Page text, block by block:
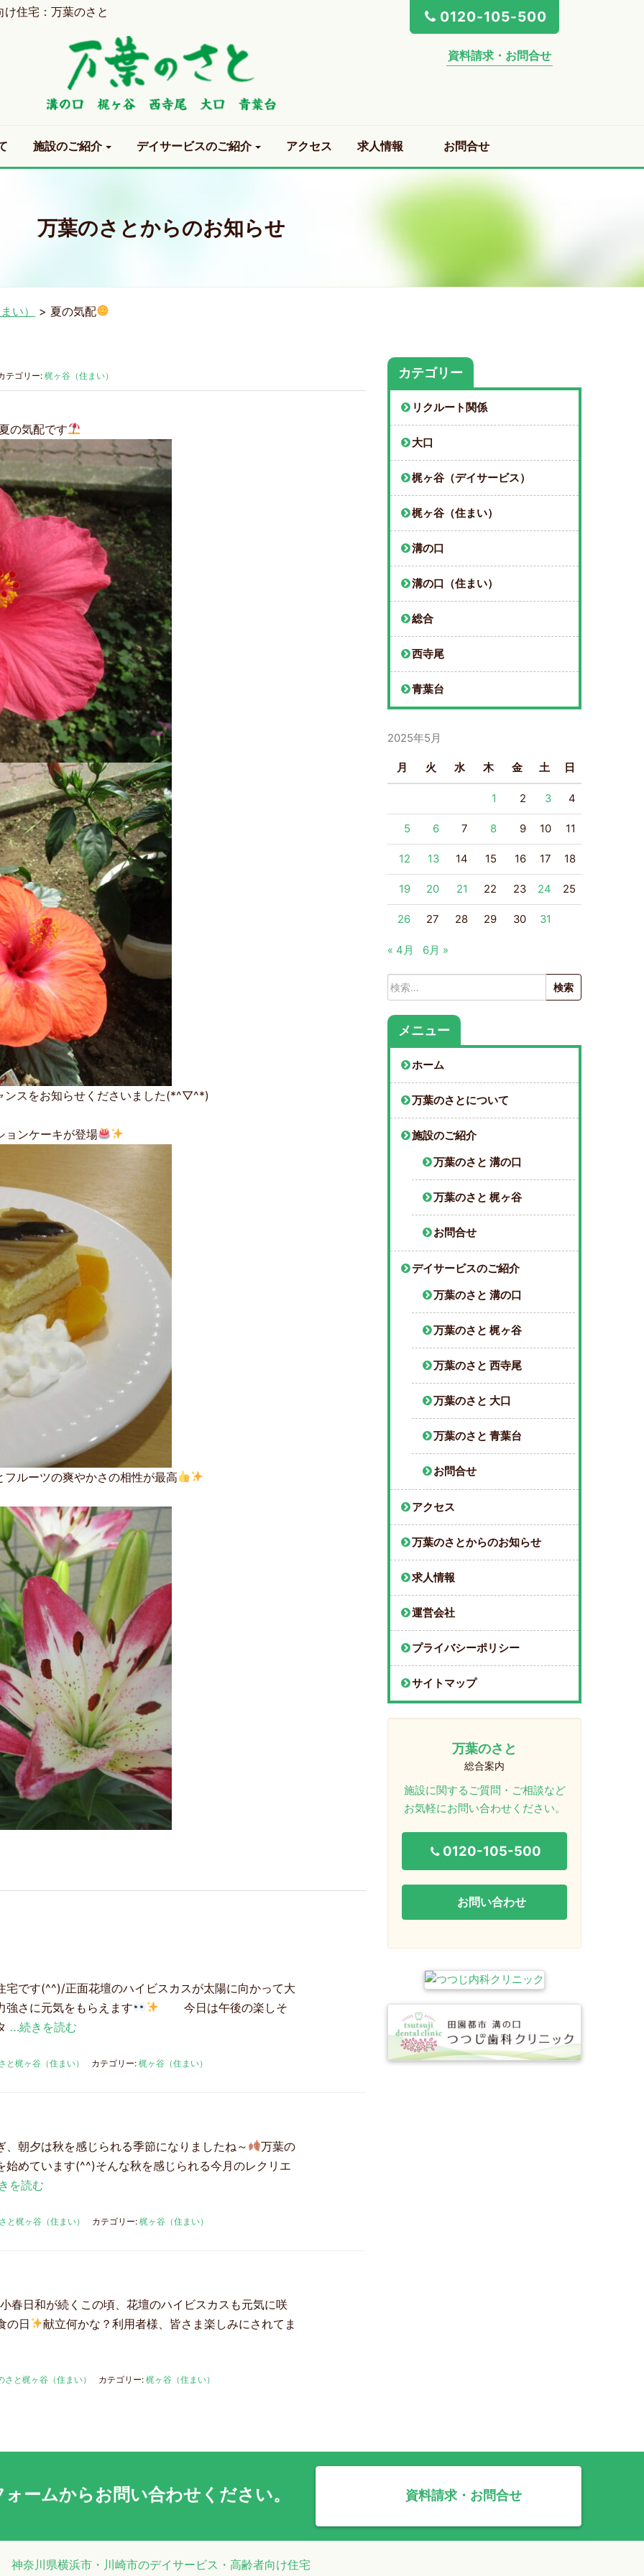
住宅：万葉のさと 0120-105-500
資料請求・お問合せ
施設のご紹介 デイサービスのご紹介 アクセス 求人情報 お問合せ
万葉のさとからのお知らせ
い） > 夏の気配
テゴリー: 梶ヶ谷（住まい）
の気配です
ンスをお知らせくださいました(*^▽^*)
ョンケーキが登場
ルーツの爽やかさの相性が最高
宅です(^^)/正面花壇のハイビスカスが太陽に向かって大
強さに元気をもらえます
今日は午後の楽しそ
…続きを読む
と梶ヶ谷（住まい） カテゴリー: 梶ヶ谷（住まい）
朝夕は秋を感じられる季節になりましたね～
万葉の
始めています(^^)そんな秋を感じられる今月のレクリエ
を読む
と梶ヶ谷（住まい） カテゴリー: 梶ヶ谷（住まい）
小春日和が続くこの頃、花壇のハイビスカスも元気に咲
の日
献立何かな？利用者様、皆さま楽しみにされてま
さと梶ヶ谷（住まい） カテゴリー: 梶ヶ谷（住まい）
カテゴリー
リクルート関係
大口
梶ヶ谷（デイサービス）
梶ヶ谷（住まい）
溝の口
溝の口（住まい）
総合
西寺尾
青葉台
2025年5月
月 火 水 木 金 土 日
1 2 3 4
5 6 7 8 9 10 11
12 13 14 15 16 17 18
19 20 21 22 23 24 25
26 27 28 29 30 31
« 4月 6月 »
検
索:
メニュー
ホーム
万葉のさとについて
施設のご紹介
万葉のさと 溝の口
万葉のさと 梶ヶ谷
お問合せ
デイサービスのご紹介
万葉のさと 溝の口
万葉のさと 梶ヶ谷
万葉のさと 西寺尾
万葉のさと 大口
万葉のさと 青葉台
お問合せ
アクセス
万葉のさとからのお知らせ
求人情報
運営会社
プライバシーポリシー
サイトマップ
万葉のさと
総合案内
施設に関するご質問・ご相談など
お気軽にお問い合わせください。
0120-105-500
お問い合わせ
ォームからお問い合わせください。 資料請求・お問合せ
神奈川県横浜市・川崎市のデイサービス・高齢者向け住宅